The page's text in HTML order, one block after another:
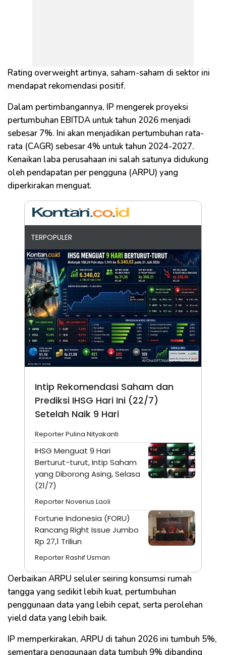
Rating overweight artinya, saham-saham di sektor ini
mendapat rekomendasi positif.
Dalam pertimbangannya, IP mengerek proyeksi
pertumbuhan EBITDA untuk tahun 2026 menjadi
sebesar 7%. Ini akan menjadikan pertumbuhan rata-
rata (CAGR) sebesar 4% untuk tahun 2024-2027.
Kenaikan laba perusahaan ini salah satunya didukung
oleh pendapatan per pengguna (ARPU) yang
diperkirakan menguat.
TERPOPULER
Intip Rekomendasi Saham dan
Prediksi IHSG Hari Ini (22/7)
Setelah Naik 9 Hari
Reporter Pulina Nityakanti
IHSG Menguat 9 Hari
Berturut-turut, Intip Saham
yang Diborong Asing, Selasa
(21/7)
Reporter Noverius Laoli
Fortune Indonesia (FORU)
Rancang Right Issue Jumbo
Rp 27,1 Triliun
Reporter Rashif Usman
Oerbaikan ARPU seluler seiring konsumsi rumah
tangga yang sedikit lebih kuat, pertumbuhan
penggunaan data yang lebih cepat, serta perolehan
yield data yang lebih baik.
IP memperkirakan, ARPU di tahun 2026 ini tumbuh 5%,
sementara penggunaan data tumbuh 9% dibanding